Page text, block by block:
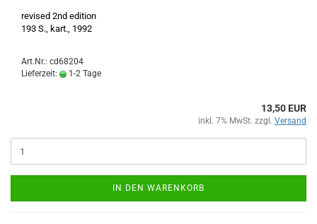
revised 2nd edition
193 S., kart., 1992
Art.Nr.: cd68204
Lieferzeit:
1-2 Tage
13,50 EUR
inkl. 7% MwSt. zzgl. Versand
IN DEN WARENKORB